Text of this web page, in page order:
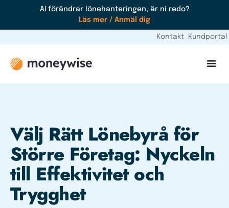
AI förändrar lönehanteringen, är ni redo?
Läs mer / Anmäl dig
Kontakt Kundportal
Välj Rätt Lönebyrå för
Större Företag: Nyckeln
till Effektivitet och
Trygghet